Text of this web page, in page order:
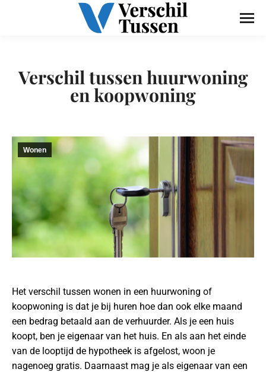
Verschil tussen huurwoning
en koopwoning
Wonen
Het verschil tussen wonen in een huurwoning of
koopwoning is dat je bij huren hoe dan ook elke maand
een bedrag betaald aan de verhuurder. Als je een huis
koopt, ben je eigenaar van het huis. En als aan het einde
van de looptijd de hypotheek is afgelost, woon je
nagenoeg gratis. Daarnaast mag je als eigenaar van een